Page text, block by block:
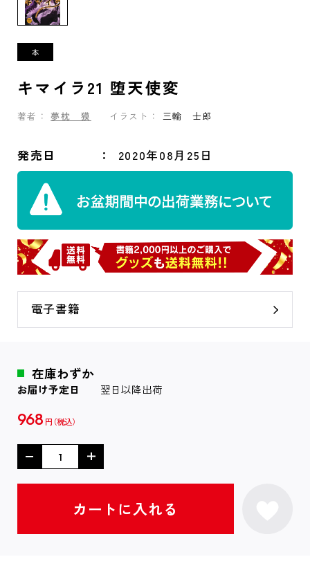
キマイラ21 堕天使変
著者： 夢枕 獏 イラスト： 三輪 士郎
発売日 2020年08月25日
電子書籍
在庫わずか
お届け予定日 翌日以降出荷
968 円